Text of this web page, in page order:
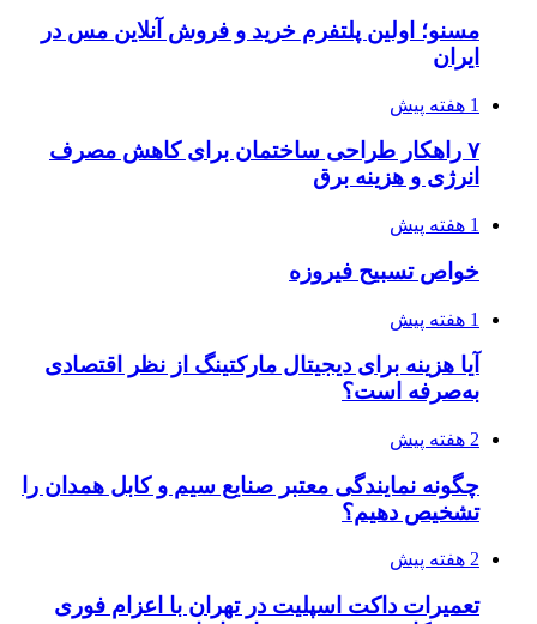
مسنو؛ اولین پلتفرم خرید و فروش آنلاین مس در
ایران
1 هفته پیش
۷ راهکار طراحی ساختمان برای کاهش مصرف
انرژی و هزینه برق
1 هفته پیش
خواص تسبیح فیروزه
1 هفته پیش
آیا هزینه برای دیجیتال مارکتینگ از نظر اقتصادی
به‌صرفه است؟
2 هفته پیش
چگونه نمایندگی معتبر صنایع سیم و کابل همدان را
تشخیص دهیم؟
2 هفته پیش
تعمیرات داکت اسپلیت در تهران با اعزام فوری